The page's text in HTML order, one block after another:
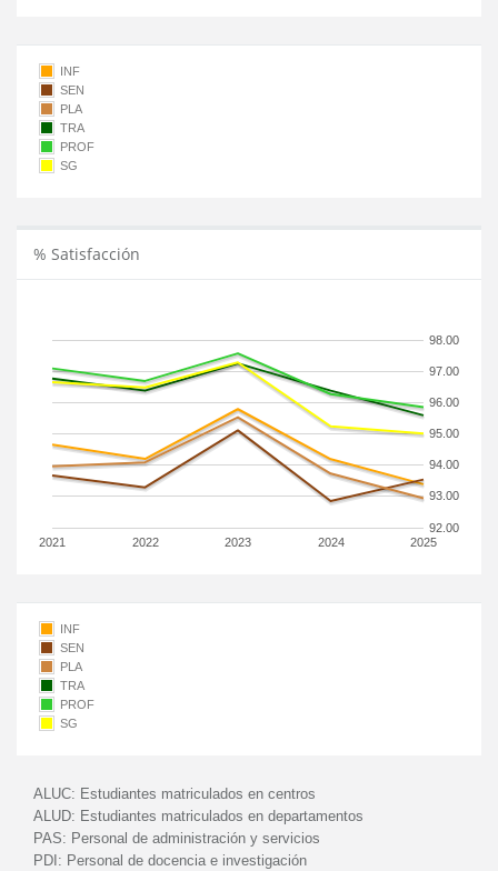
INF
SEN
PLA
TRA
PROF
SG
% Satisfacción
2021 2022 2023 2024 2025
92.00
93.00
94.00
95.00
96.00
97.00
98.00
INF
SEN
PLA
TRA
PROF
SG
ALUC: Estudiantes matriculados en centros
ALUD: Estudiantes matriculados en departamentos
PAS: Personal de administración y servicios
PDI: Personal de docencia e investigación